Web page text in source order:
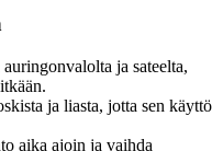
ja sateelta,
ja liasta, jotta sen käyttö
aika ajoin ja vaihda